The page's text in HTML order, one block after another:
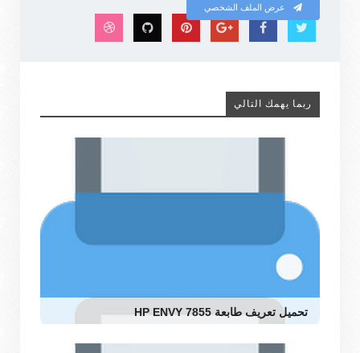
عرض الملف الشخصي
ربما يهمك التالي
تحميل تعريف طابعة HP ENVY 7855